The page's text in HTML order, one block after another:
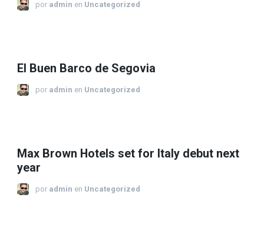
por admin en Uncategorized
El Buen Barco de Segovia
por admin en Uncategorized
Max Brown Hotels set for Italy debut next
year
por admin en Uncategorized